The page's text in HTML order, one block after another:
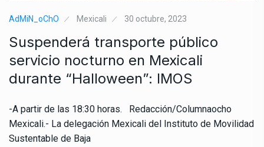
AdMiN_oChO Mexicali 30 octubre, 2023
Suspenderá transporte público
servicio nocturno en Mexicali
durante “Halloween”: IMOS
-A partir de las 18:30 horas. Redacción/Columnaocho
Mexicali.- La delegación Mexicali del Instituto de Movilidad
Sustentable de Baja